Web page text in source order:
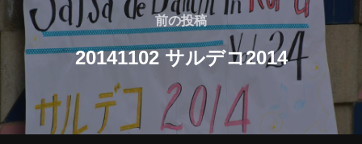
稿
ビ
ゲ
前
の
投
稿
前の投稿
20141102 サルデコ2014